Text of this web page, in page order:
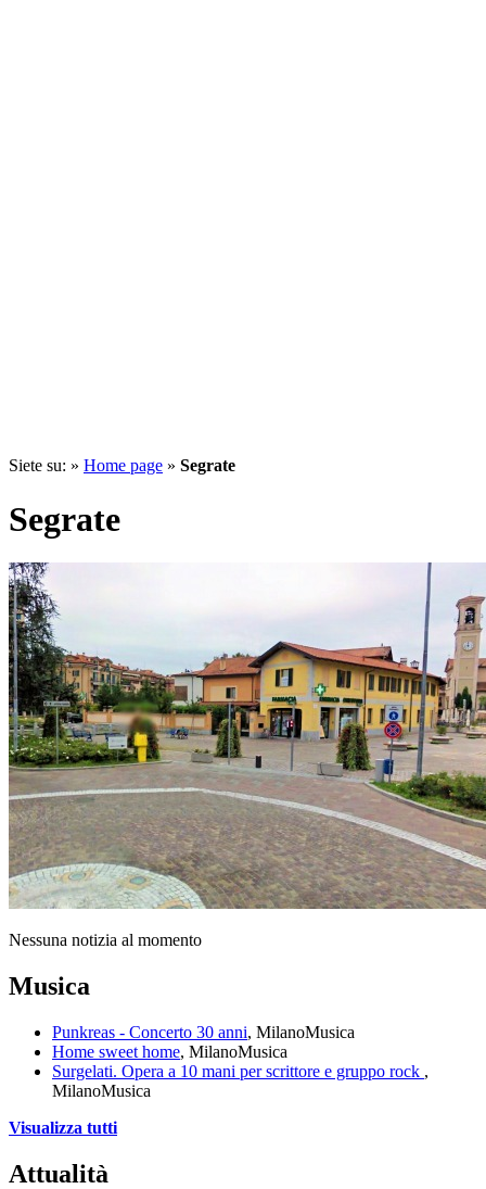
Siete su: » Home page » Segrate
Segrate
Nessuna notizia al momento
Musica
Punkreas - Concerto 30 anni, MilanoMusica
Home sweet home, MilanoMusica
Surgelati. Opera a 10 mani per scrittore e gruppo rock ,
MilanoMusica
Visualizza tutti
Attualità